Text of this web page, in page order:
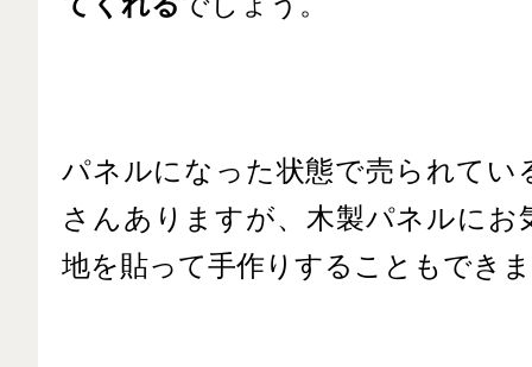
パネルになった状態で売られてい
さんありますが、木製パネルにお
地を貼って手作りすることもでき